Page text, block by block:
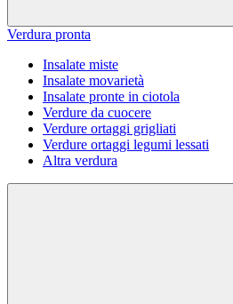
Verdura pronta
Insalate miste
Insalate movarietà
Insalate pronte in ciotola
Verdure da cuocere
Verdure ortaggi grigliati
Verdure ortaggi legumi lessati
Altra verdura